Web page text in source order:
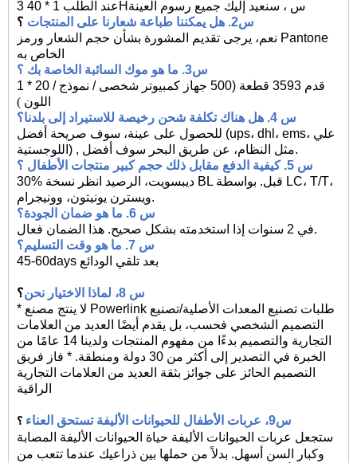
3
عند الطلب 1 * 40Hس ، سنعيد إليك جميع رسوم العينة
س2.
هل يمكننا طباعة شعارنا على المنتجات ؟
نعم، يرجى تقديم المشورة بشأن حجم الشعار ورمز Pantone
الخاص به
س3.
ما هو موك السائبة الخاصة بك ؟
1 * 20 قدم 3593 قطعة (500
جهاز كمبيوتر شخصى / نموذج /
اللون )
س 4. هل هناك تكلفة شحن رخيصة للاستيراد إلى بلدنا؟
للحصول على عينة، سوف صريحة أفضل (ups، dhl، ems، علي
اللوجستية) , مثلالنظام، عن طريق البحر سوف أفضل.
س 5. كيفية الدفع مقابل ذلك
حجم كبير منتجات الأطفال ؟
30% ديبسويت، الرصيد انظر نسخة BL قبل. بواسطة LC، T/T،
ويسترن يونيتون، وونيجرام.
س 6. ما هو ضمان الجودة؟
في 2
سنوات إذا استخدمته بشكل صحيح. هذا الضمان فعال.
س 7. ما هو وقت التسليم؟
45-60days بعد تلقي الودائع
س 8، لماذا الاختيار نحن؟
* لا ينتج مصنع Powerlink طلبات تصنيع المعدات الأصلية/تصنيع
التصميم الشخصي فحسب، بل يقدم أيضًا العديد من العلامات
التجارية والتصميم بدءًا من مفهوم المنتجات ولدينا 14 عامًا من
الخبرة في التصدير إلى أكثر من 30 دولة ومنطقة. * فاز فريق
التصميم الحائز على جوائز بثقة العديد من العلامات التجارية
الراقية
س9، عربات الأطفال للحيوانات الأليفة تستحق العناء ؟
ستجعل عربات الحيوانات الأليفة حياة الحيوانات الأليفة المصابة
وكبار السن أسهل. بدلاً من حملها بين ذراعيك عندما تتعب من